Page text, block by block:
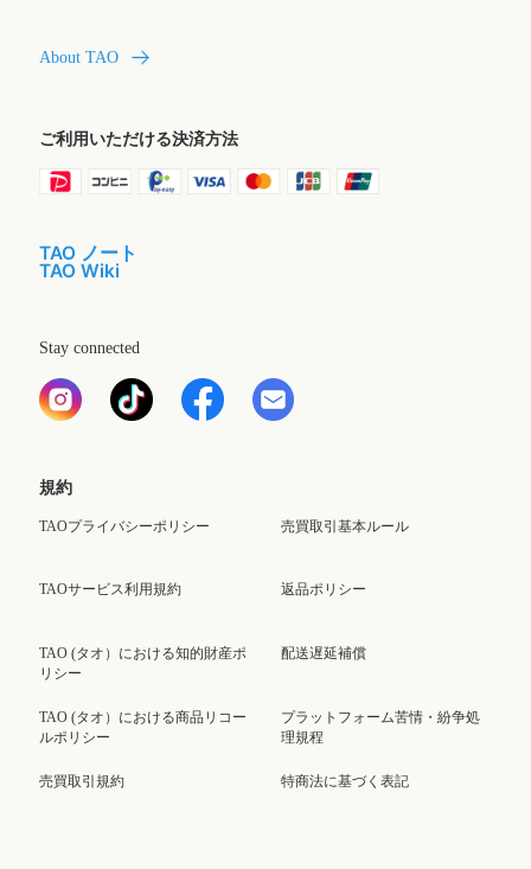
About TAO
ご利用いただける決済方法
TAO ノート
TAO Wiki
Stay connected
規約
TAOプライバシーポリシー
TAOサービス利用規約
TAO (タオ）における知的財産ポ
リシー
TAO (タオ）における商品リコー
ルポリシー
売買取引規約
売買取引基本ルール
返品ポリシー
配送遅延補償
プラットフォーム苦情・紛争処
理規程
特商法に基づく表記